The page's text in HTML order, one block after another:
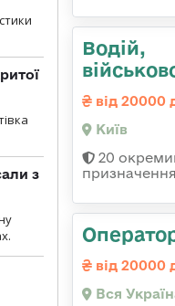
з
Водій,
від 20000
Київ
20
призначення
від 20000
Вся